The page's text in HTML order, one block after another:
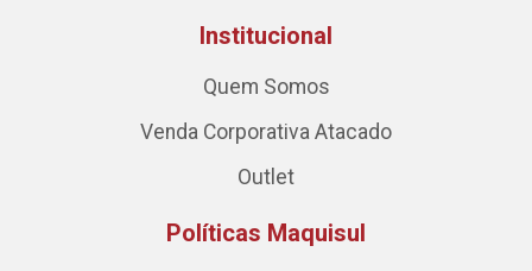
Institucional
Quem Somos
Venda Corporativa Atacado
Outlet
Políticas Maquisul